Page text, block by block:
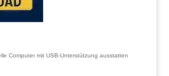
Computer mit USB-Unterstützung ausstatten